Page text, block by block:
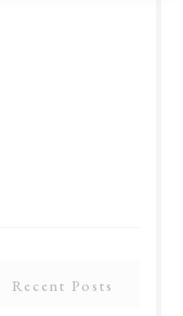
Recent Posts